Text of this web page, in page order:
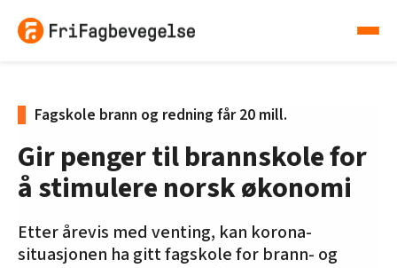
Fagskole brann og redning får 20 mill.
Gir penger til brannskole for
å stimulere norsk økonomi
Etter årevis med venting, kan korona-
situasjonen ha gitt fagskole for brann- og